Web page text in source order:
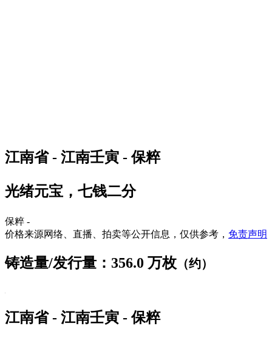
江南省 - 江南壬寅 - 保粹
光绪元宝，七钱二分
保粹 -
价格来源网络、直播、拍卖等公开信息，仅供参考， 免责声明
铸造量/发行量：356.0 万枚 （约）
江南省 - 江南壬寅 - 保粹